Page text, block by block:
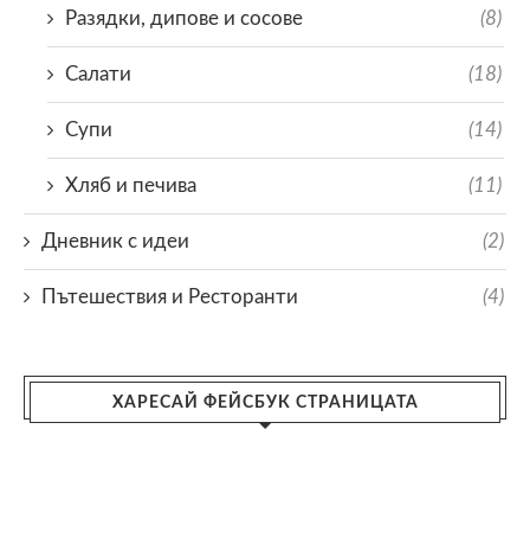
Разядки, дипове и сосове (8)
Салати (18)
Супи (14)
Хляб и печива (11)
Дневник с идеи (2)
Пътешествия и Ресторанти (4)
ХАРЕСАЙ ФЕЙСБУК СТРАНИЦАТА